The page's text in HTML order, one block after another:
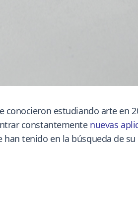
conocieron estudiando arte en
constantemente nuevas
tenido en la búsqueda de su